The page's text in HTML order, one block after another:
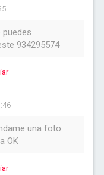
puedes
934295574
una foto
OK